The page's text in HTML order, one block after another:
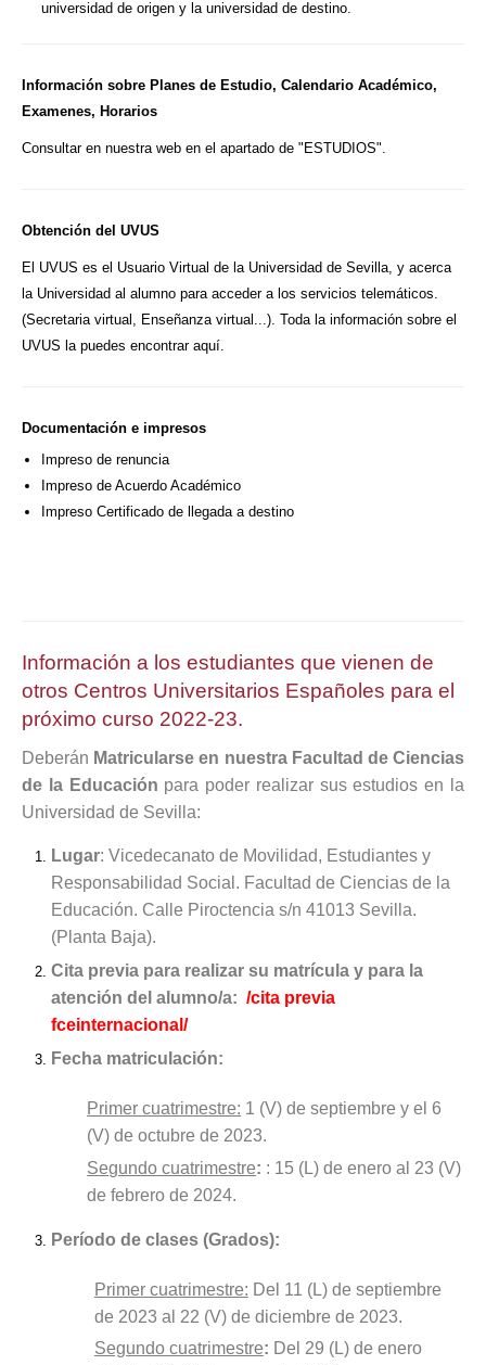
universidad de origen y la universidad de destino.
Información sobre Planes de Estudio, Calendario Académico,
Examenes, Horarios
Consultar en nuestra web en el apartado de "ESTUDIOS".
Obtención del UVUS
El UVUS es el Usuario Virtual de la Universidad de Sevilla, y acerca
la Universidad al alumno para acceder a los servicios telemáticos.
(Secretaria virtual, Enseñanza virtual...). Toda la información sobre el
UVUS la puedes encontrar aquí.
Documentación e impresos
Impreso de renuncia
Impreso de Acuerdo Académico
Impreso Certificado de llegada a destino
Información a los estudiantes que vienen de
otros Centros Universitarios Españoles para el
próximo curso 2022-23.
Deberán Matricularse en nuestra Facultad de Ciencias
de la Educación para poder realizar sus estudios en la
Universidad de Sevilla:
Lugar: Vicedecanato de Movilidad, Estudiantes y
Responsabilidad Social. Facultad de Ciencias de la
Educación. Calle Piroctencia s/n 41013 Sevilla.
(Planta Baja).
Cita previa para realizar su matrícula y para la
atención del alumno/a: /cita previa
fceinternacional/
Fecha matriculación:
Primer cuatrimestre: 1 (V) de septiembre y el 6
(V) de octubre de 2023.
Segundo cuatrimestre: : 15 (L) de enero al 23 (V)
de febrero de 2024.
Período de clases (Grados):
Primer cuatrimestre: Del 11 (L) de septiembre
de 2023 al 22 (V) de diciembre de 2023.
Segundo cuatrimestre: Del 29 (L) de enero